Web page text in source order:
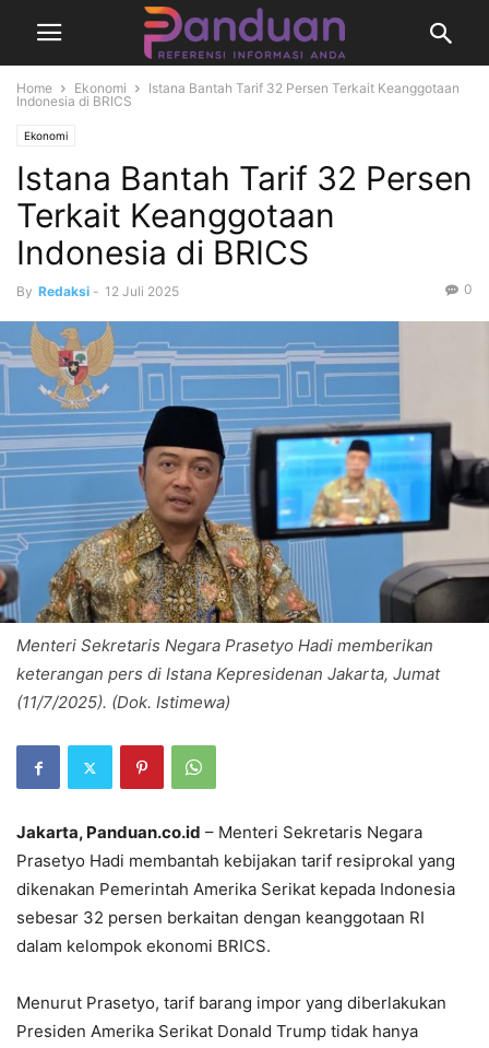
Home Ekonomi
Istana Bantah Tarif 32 Persen Terkait Keanggotaan
Indonesia di BRICS
Ekonomi
Istana Bantah Tarif 32 Persen
Terkait Keanggotaan
Indonesia di BRICS
By Redaksi - 12 Juli 2025 0
Menteri Sekretaris Negara Prasetyo Hadi memberikan
keterangan pers di Istana Kepresidenan Jakarta, Jumat
(11/7/2025). (Dok. Istimewa)
Jakarta, Panduan.co.id – Menteri Sekretaris Negara
Prasetyo Hadi membantah kebijakan tarif resiprokal yang
dikenakan Pemerintah Amerika Serikat kepada Indonesia
sebesar 32 persen berkaitan dengan keanggotaan RI
dalam kelompok ekonomi BRICS.
Menurut Prasetyo, tarif barang impor yang diberlakukan
Presiden Amerika Serikat Donald Trump tidak hanya